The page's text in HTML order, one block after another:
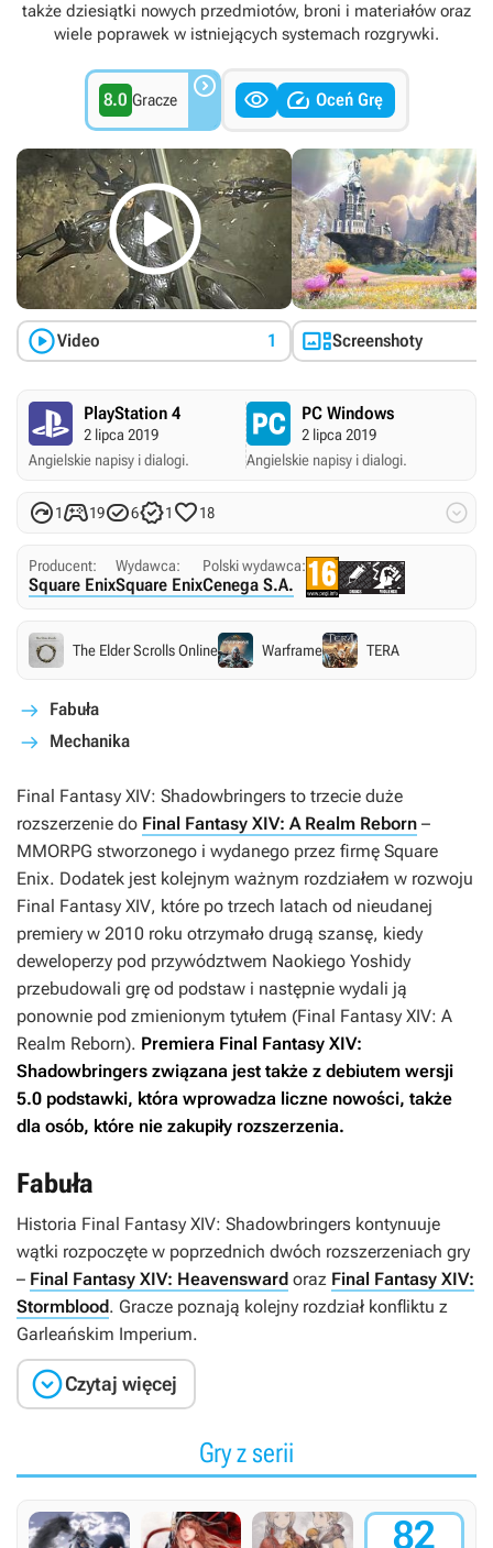
także dziesiątki nowych przedmiotów, broni i materiałów oraz
wiele poprawek w istniejących systemach rozgrywki.
8.0 Gracze    Oceń Grę

Video 1 Screenshoty
PlayStation 4
2 lipca 2019
Angielskie napisy i dialogi.
PC Windows
2 lipca 2019
Angielskie napisy i dialogi.
11961 18 
Producent:
Square Enix
Wydawca:
Square Enix
Polski wydawca:
Cenega S.A.
The Elder Scrolls Online Warframe TERA
Fabuła
Mechanika
Final Fantasy XIV: Shadowbringers to trzecie duże
rozszerzenie do Final Fantasy XIV: A Realm Reborn –
MMORPG stworzonego i wydanego przez firmę Square
Enix. Dodatek jest kolejnym ważnym rozdziałem w rozwoju
Final Fantasy XIV, które po trzech latach od nieudanej
premiery w 2010 roku otrzymało drugą szansę, kiedy
deweloperzy pod przywództwem Naokiego Yoshidy
przebudowali grę od podstaw i następnie wydali ją
ponownie pod zmienionym tytułem (Final Fantasy XIV: A
Realm Reborn). Premiera Final Fantasy XIV:
Shadowbringers związana jest także z debiutem wersji
5.0 podstawki, która wprowadza liczne nowości, także
dla osób, które nie zakupiły rozszerzenia.
Fabuła
Historia Final Fantasy XIV: Shadowbringers kontynuuje
wątki rozpoczęte w poprzednich dwóch rozszerzeniach gry
– Final Fantasy XIV: Heavensward oraz Final Fantasy XIV:
Stormblood. Gracze poznają kolejny rozdział konfliktu z
Garleańskim Imperium.
Czytaj więcej
Gry z serii
82